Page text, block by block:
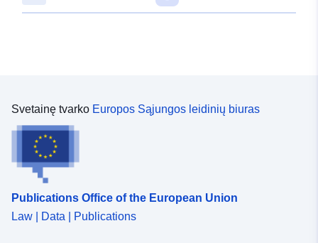
Svetainę tvarko Europos Sąjungos leidinių biuras
Publications Office of the European Union
Law | Data | Publications